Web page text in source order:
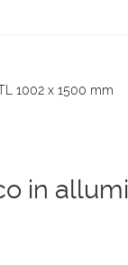
1002 x 1500 mm
in